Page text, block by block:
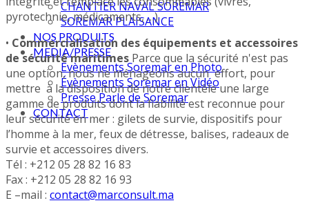
CHANTIER NAVAL SOREMAR
SOREMAR PLAISANCE
NOS PRODUITS
MEDIA/PRESSE
Évènements Soremar en Photo
Évènements Soremar en Vidéo
Presse Parle de Soremar
CONTACT
pyrotechnie, médicaments, …).
• Commercialisation des équipements et accessoires
de sécurité maritimes Parce que la sécurité n'est pas
une option, nous ne ménageons aucun effort, pour
mettre à la disposition de notre clientèle une large
gamme de produits dont la fiabilité est reconnue pour
leur sécurité en mer : gilets de survie, dispositifs pour
l’homme à la mer, feux de détresse, balises, radeaux de
survie et accessoires divers.
Tél : +212 05 28 82 16 83
Fax : +212 05 28 82 16 93
E –mail : contact@marconsult.ma